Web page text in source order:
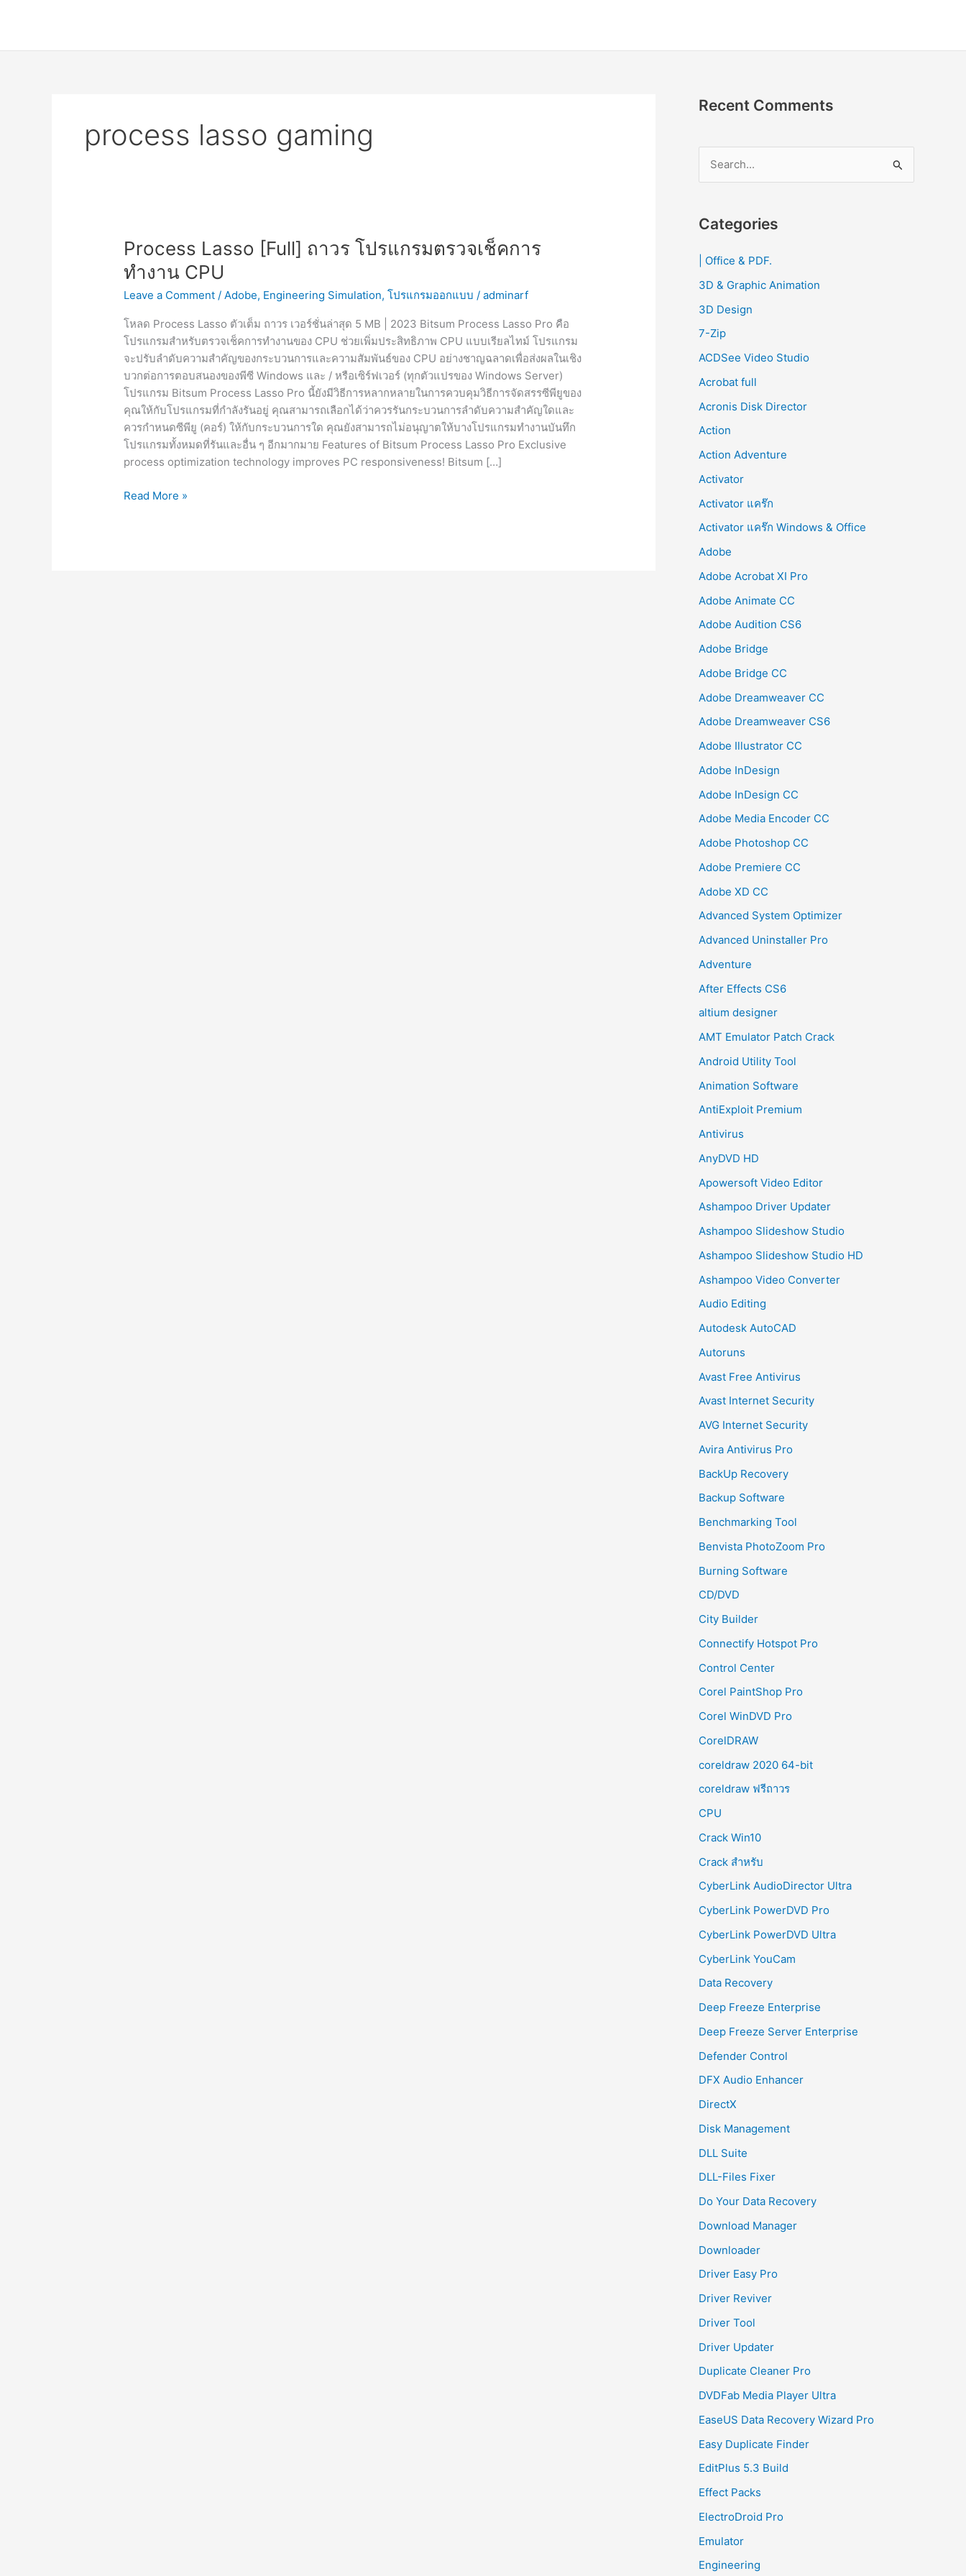
process lasso gaming
Process Lasso [Full] ถาวร โปรแกรมตรวจเช็คการ
ทำงาน CPU
Leave a Comment /Adobe, Engineering Simulation,โปรแกรมออกแบบ /adminarf
โหลด Process Lasso ตัวเต็ม ถาวร เวอร์ชั่นล่าสุด 5 MB | 2023 Bitsum Process Lasso Pro คือ
โปรแกรมสำหรับตรวจเช็คการทำงานของ CPU ช่วยเพิ่มประสิทธิภาพ CPU แบบเรียลไทม์ โปรแกรม
จะปรับลำดับความสำคัญของกระบวนการและความสัมพันธ์ของ CPU อย่างชาญฉลาดเพื่อส่งผลในเชิง
บวกต่อการตอบสนองของพีซี Windows และ / หรือเซิร์ฟเวอร์ (ทุกตัวแปรของ Windows Server)
โปรแกรม Bitsum Process Lasso Pro นี้ยังมีวิธีการหลากหลายในการควบคุมวิธีการจัดสรรซีพียูของ
คุณให้กับโปรแกรมที่กำลังรันอยู่ คุณสามารถเลือกได้ว่าควรรันกระบวนการลำดับความสำคัญใดและ
ควรกำหนดซีพียู (คอร์) ให้กับกระบวนการใด คุณยังสามารถไม่อนุญาตให้บางโปรแกรมทำงานบันทึก
โปรแกรมทั้งหมดที่รันและอื่น ๆ อีกมากมาย Features of Bitsum Process Lasso Pro Exclusive
process optimization technology improves PC responsiveness! Bitsum […]
Process
Read More »
Recent Comments
r
h
f
o
r
Categories
| Office & PDF.
3D & Graphic Animation
3D Design
7-Zip
ACDSee Video Studio
Acrobat full
Acronis Disk Director
Action
Action Adventure
Activator
Activator แคร๊ก
Activator แคร๊ก Windows & Office
Adobe
Adobe Acrobat XI Pro
Adobe Animate CC
Adobe Audition CS6
Adobe Bridge
Adobe Bridge CC
Adobe Dreamweaver CC
Adobe Dreamweaver CS6
Adobe Illustrator CC
Adobe InDesign
Adobe InDesign CC
Adobe Media Encoder CC
Adobe Photoshop CC
Adobe Premiere CC
Adobe XD CC
Advanced System Optimizer
Advanced Uninstaller Pro
Adventure
After Effects CS6
altium designer
AMT Emulator Patch Crack
Android Utility Tool
Animation Software
AntiExploit Premium
Antivirus
AnyDVD HD
Apowersoft Video Editor
Ashampoo Driver Updater
Ashampoo Slideshow Studio
Ashampoo Slideshow Studio HD
Ashampoo Video Converter
Audio Editing
Autodesk AutoCAD
Autoruns
Avast Free Antivirus
Avast Internet Security
AVG Internet Security
Avira Antivirus Pro
BackUp Recovery
Backup Software
Benchmarking Tool
Benvista PhotoZoom Pro
Burning Software
CD/DVD
City Builder
Connectify Hotspot Pro
Control Center
Corel PaintShop Pro
Corel WinDVD Pro
CorelDRAW
coreldraw 2020 64-bit
coreldraw ฟรีถาวร
CPU
Crack Win10
Crack สำหรับ
CyberLink AudioDirector Ultra
CyberLink PowerDVD Pro
CyberLink PowerDVD Ultra
CyberLink YouCam
Data Recovery
Deep Freeze Enterprise
Deep Freeze Server Enterprise
Defender Control
DFX Audio Enhancer
DirectX
Disk Management
DLL Suite
DLL-Files Fixer
Do Your Data Recovery
Download Manager
Downloader
Driver Easy Pro
Driver Reviver
Driver Tool
Driver Updater
Duplicate Cleaner Pro
DVDFab Media Player Ultra
EaseUS Data Recovery Wizard Pro
Easy Duplicate Finder
EditPlus 5.3 Build
Effect Packs
ElectroDroid Pro
Emulator
Engineering